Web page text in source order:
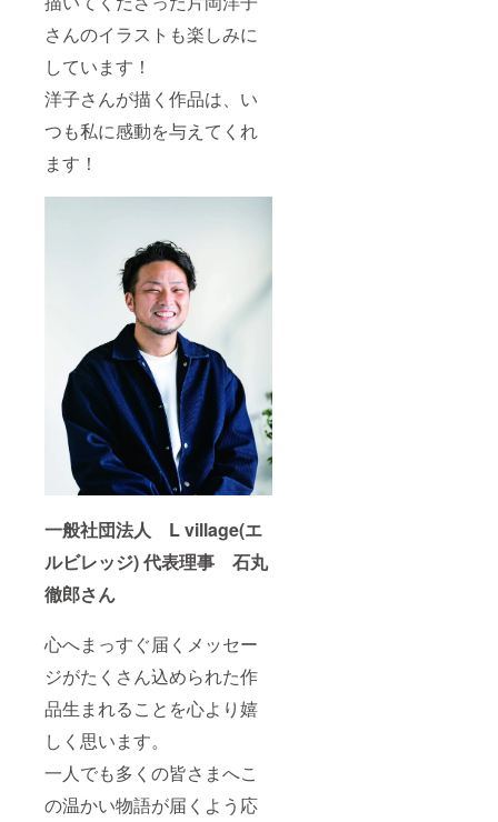
さんのイラストも楽しみに
しています！
洋子さんが描く作品は、い
つも私に感動を与えてくれ
ます！
一般社団法人 L village(エ
ルビレッジ) 代表理事 石丸
徹郎さん
心へまっすぐ届くメッセー
ジがたくさん込められた作
品生まれることを心より嬉
しく思います。
一人でも多くの皆さまへこ
の温かい物語が届くよう応